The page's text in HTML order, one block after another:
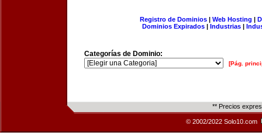
Registro de Dominios| Web Hosting |
Dominios Expirados | Industrias |
Categorías de Dominio:
[Pág.
** Precios
© 2002/2022 Solo10.com